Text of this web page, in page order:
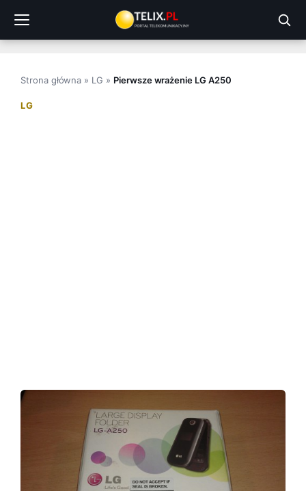
treści
Strona główna » LG » Pierwsze wrażenie LG A250
LG